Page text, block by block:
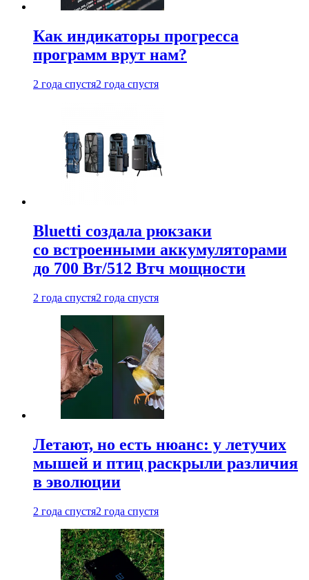
Как индикаторы прогресса
программ врут нам?
2 года спустя2 года спустя
Bluetti создала рюкзаки
со встроенными аккумуляторами
до 700 Вт/512 Втч мощности
2 года спустя2 года спустя
Летают, но есть нюанс: у летучих
мышей и птиц раскрыли различия
в эволюции
2 года спустя2 года спустя